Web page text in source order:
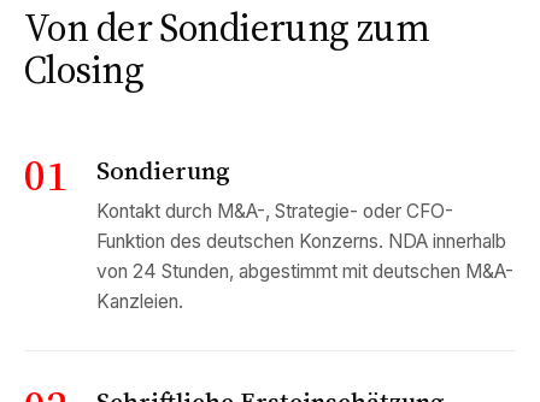
Von der Sondierung zum
Closing
01 Sondierung
Kontakt durch M&A-, Strategie- oder CFO-
Funktion des deutschen Konzerns. NDA innerhalb
von 24 Stunden, abgestimmt mit deutschen M&A-
Kanzleien.